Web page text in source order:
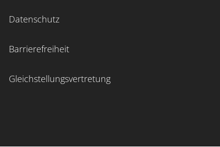
Datenschutz
Barrierefreiheit
Gleichstellungsvertretung